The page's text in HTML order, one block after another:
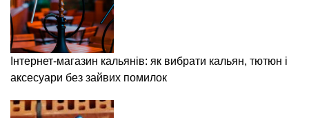
Інтернет-магазин кальянів: як вибрати кальян, тютюн і
аксесуари без зайвих помилок